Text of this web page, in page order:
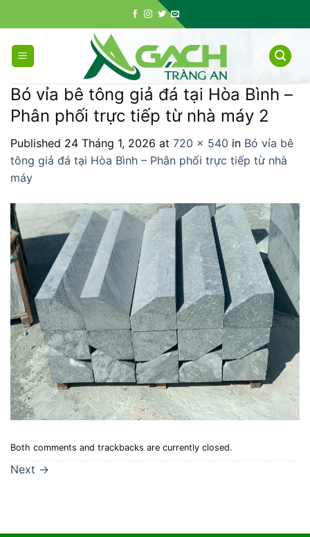
to
content
Bó vỉa bê tông giả đá tại Hòa Bình –
Phân phối trực tiếp từ nhà máy 2
Published 24 Tháng 1, 2026 at 720 × 540 in Bó vỉa bê
tông giả đá tại Hòa Bình – Phân phối trực tiếp từ nhà
máy
Both comments and trackbacks are currently closed.
Next →